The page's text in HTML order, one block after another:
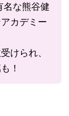
名な熊谷健
カデミー
けられ、
！